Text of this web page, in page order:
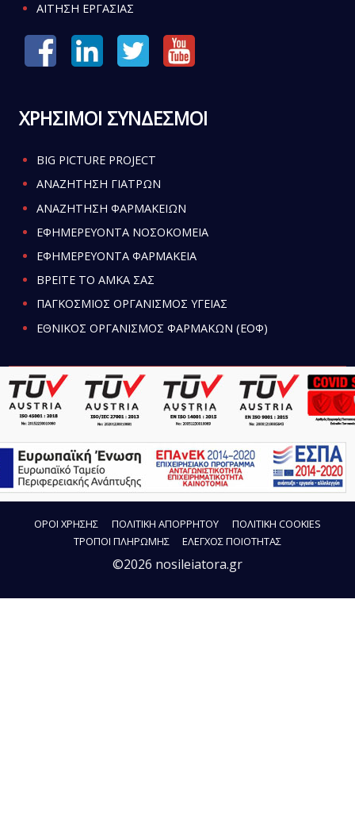
ΑΙΤΗΣΗ ΕΡΓΑΣΙΑΣ
ΧΡΗΣΙΜΟΙ ΣΥΝΔΕΣΜΟΙ
BIG PICTURE PROJECT
ΑΝΑΖΗΤΗΣΗ ΓΙΑΤΡΩΝ
ΑΝΑΖΗΤΗΣΗ ΦΑΡΜΑΚΕΙΩΝ
ΕΦΗΜΕΡΕΥΟΝΤΑ ΝΟΣΟΚΟΜΕΙΑ
ΕΦΗΜΕΡΕΥΟΝΤΑ ΦΑΡΜΑΚΕΙΑ
ΒΡΕΙΤΕ ΤΟ ΑΜΚΑ ΣΑΣ
ΠΑΓΚΟΣΜΙΟΣ ΟΡΓΑΝΙΣΜΟΣ ΥΓΕΙΑΣ
ΕΘΝΙΚΟΣ ΟΡΓΑΝΙΣΜΟΣ ΦΑΡΜΑΚΩΝ (ΕΟΦ)
ΟΡΟΙ ΧΡΗΣΗΣ ΠΟΛΙΤΙΚΗ ΑΠΟΡΡΗΤΟΥ
ΠΟΛΙΤΙΚΗ COOKIES
ΤΡΟΠΟΙ ΠΛΗΡΩΜΗΣ
ΕΛΕΓΧΟΣ ΠΟΙΟΤΗΤΑΣ
©2026 nosileiatora.gr